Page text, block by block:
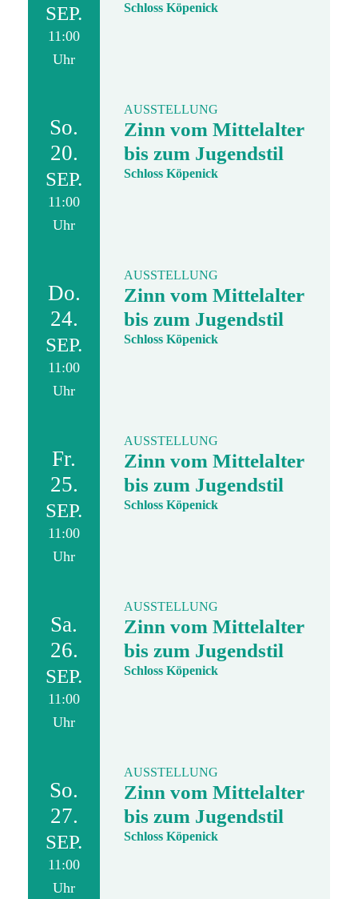
SEP.
11:00
Uhr
Schloss Köpenick
So.
20.
SEP.
11:00
Uhr
AUSSTELLUNG
Zinn vom Mittelalter
bis zum Jugendstil
Schloss Köpenick
Do.
24.
SEP.
11:00
Uhr
AUSSTELLUNG
Zinn vom Mittelalter
bis zum Jugendstil
Schloss Köpenick
Fr.
25.
SEP.
11:00
Uhr
AUSSTELLUNG
Zinn vom Mittelalter
bis zum Jugendstil
Schloss Köpenick
Sa.
26.
SEP.
11:00
Uhr
AUSSTELLUNG
Zinn vom Mittelalter
bis zum Jugendstil
Schloss Köpenick
So.
27.
SEP.
11:00
Uhr
AUSSTELLUNG
Zinn vom Mittelalter
bis zum Jugendstil
Schloss Köpenick